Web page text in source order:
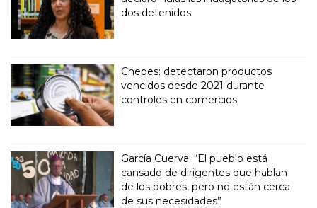
dos detenidos
Chepes: detectaron productos
vencidos desde 2021 durante
controles en comercios
García Cuerva: “El pueblo está
cansado de dirigentes que hablan
de los pobres, pero no están cerca
de sus necesidades”